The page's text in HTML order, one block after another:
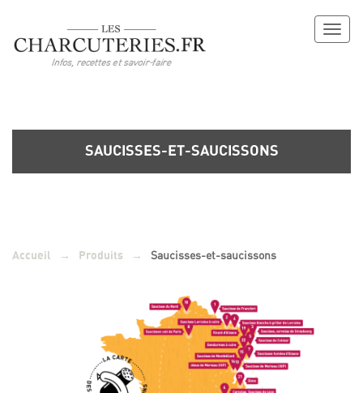
SAUCISSES-ET-SAUCISSONS
Accueil → Produits → Saucisses-et-saucissons